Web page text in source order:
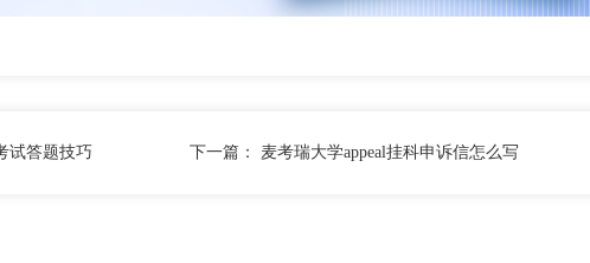
试答题技巧 下一篇： 麦考瑞大学appeal挂科申诉信怎么写